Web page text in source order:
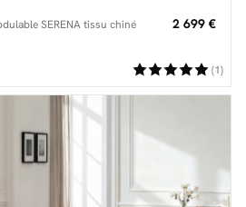
SERENA tissu chiné 2 699 €
(1)